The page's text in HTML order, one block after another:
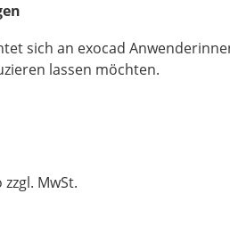
sich an exocad
lassen möchten.
zzgl. MwSt.